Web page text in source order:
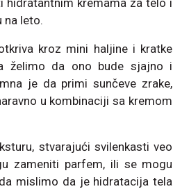
na leto.
kroz mini haljine i kratke
želimo da ono bude sjajno i
je da primi sunčeve zrake,
u kombinaciji sa kremom
stvarajući svilenkasti veo
zameniti parfem, ili se mogu
mislimo da je hidratacija tela